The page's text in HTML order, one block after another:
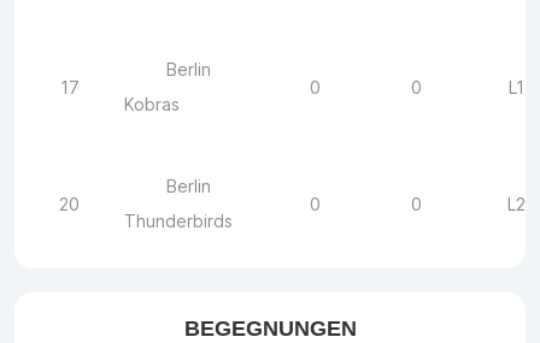
17
Berlin
Kobras
0 0 L1
20
Berlin
Thunderbirds
0 0 L2
BEGEGNUNGEN